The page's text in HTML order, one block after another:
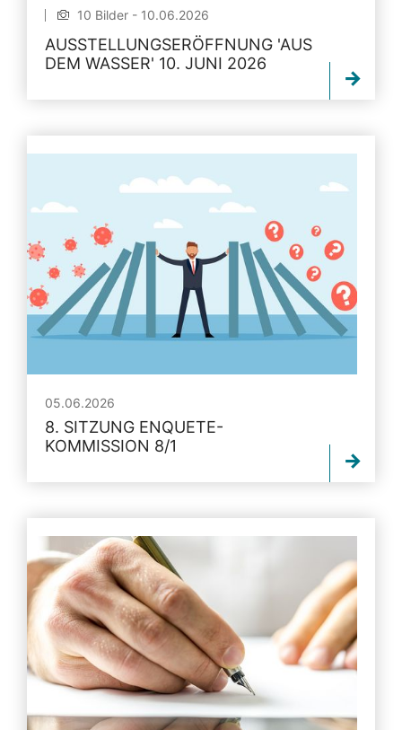
10 Bilder - 10.06.2026
AUSSTELLUNGSERÖFFNUNG 'AUS
DEM WASSER' 10. JUNI 2026
05.06.2026
8. SITZUNG ENQUETE-
KOMMISSION 8/1